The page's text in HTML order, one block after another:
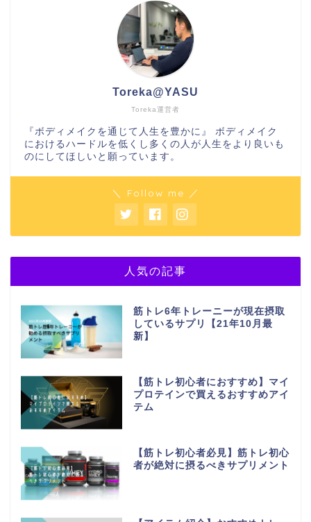
Toreka運営者
Toreka@YASU
『ボディメイクを通じて人生を豊かに』 ボディメイク
におけるハードルを低くし多くの人が人生をより良いも
のにしてほしいと願っています。
＼ Follow me ／
人気の記事
筋トレ6年トレーニーが現在摂取
しているサプリ【21年10月最
新】
【筋トレ初心者におすすめ】マイ
プロテインで買えるおすすめアイ
テム
【筋トレ初心者必見】筋トレ初心
者が絶対に摂るべきサプリメント